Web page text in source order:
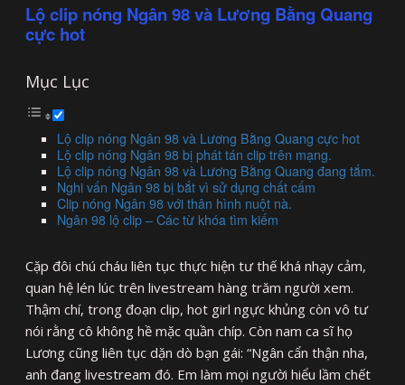
Lộ clip nóng Ngân 98 và Lương Bằng Quang
cực hot
Mục Lục
Lộ clip nóng Ngân 98 và Lương Bằng Quang cực hot
Lộ clip nóng Ngân 98 bị phát tán clip trên mạng.
Lộ clip nóng Ngân 98 và Lương Bằng Quang đang tắm.
Nghi vấn Ngân 98 bị bắt vì sử dụng chất cấm
Clip nóng Ngân 98 với thân hình nuột nà.
Ngân 98 lộ clip – Các từ khóa tìm kiếm
Cặp đôi chú cháu liên tục thực hiện tư thế khá nhạy cảm,
quan hệ lén lúc trên livestream hàng trăm người xem.
Thậm chí, trong đoạn clip, hot girl ngực khủng còn vô tư
nói rằng cô không hề mặc quần chíp. Còn nam ca sĩ họ
Lương cũng liên tục dặn dò bạn gái: “Ngân cẩn thận nha,
anh đang livestream đó. Em làm mọi người hiểu lầm chết